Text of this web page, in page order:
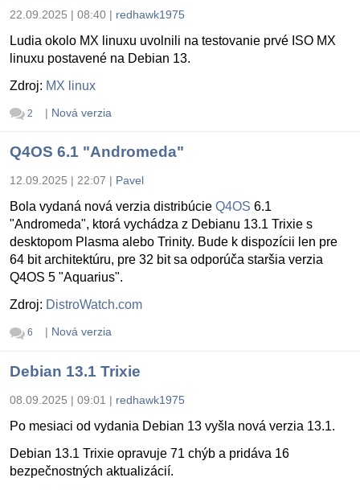
22.09.2025 | 08:40 | redhawk1975
Ludia okolo MX linuxu uvolnili na testovanie prvé ISO MX
linuxu postavené na Debian 13.
Zdroj: MX linux
2 | Nová verzia
Q4OS 6.1 "Andromeda"
12.09.2025 | 22:07 | Pavel
Bola vydaná nová verzia distribúcie Q4OS 6.1
"Andromeda", ktorá vychádza z Debianu 13.1 Trixie s
desktopom Plasma alebo Trinity. Bude k dispozícii len pre
64 bit architektúru, pre 32 bit sa odporúča staršia verzia
Q4OS 5 "Aquarius".
Zdroj: DistroWatch.com
6 | Nová verzia
Debian 13.1 Trixie
08.09.2025 | 09:01 | redhawk1975
Po mesiaci od vydania Debian 13 vyšla nová verzia 13.1.
Debian 13.1 Trixie opravuje 71 chýb a pridáva 16
bezpečnostných aktualizácií.